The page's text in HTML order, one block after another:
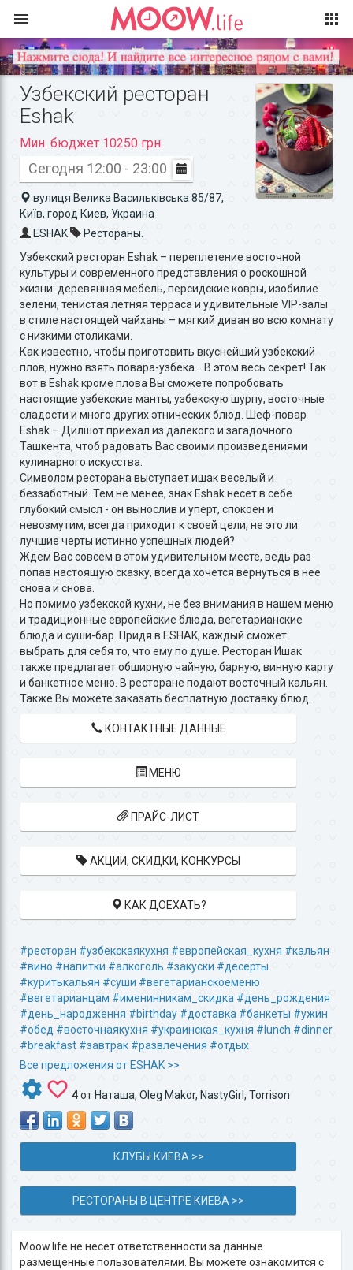
Узбекский ресторан
Eshak
Мин. бюджет 10250 грн.
Сегодня 12:00 - 23:00
вулиця Велика Васильківська 85/87,
Київ, город Киев, Украина
ESHAK
Рестораны.
Узбекский ресторан Eshak – переплетение восточной
культуры и современного представления о роскошной
жизни: деревянная мебель, персидские ковры, изобилие
зелени, тенистая летняя терраса и удивительные VIP-залы
в стиле настоящей чайханы – мягкий диван во всю комнату
с низкими столиками.
Как известно, чтобы приготовить вкуснейший узбекский
плов, нужно взять повара-узбека… В этом весь секрет! Так
вот в Eshak кроме плова Вы сможете попробовать
настоящие узбекские манты, узбекскую шурпу, восточные
сладости и много других этнических блюд. Шеф-повар
Eshak – Дилшот приехал из далекого и загадочного
Ташкента, чтоб радовать Вас своими произведениями
кулинарного искусства.
Символом ресторана выступает ишак веселый и
беззаботный. Тем не менее, знак Eshak несет в себе
глубокий смысл - он вынослив и уперт, спокоен и
невозмутим, всегда приходит к своей цели, не это ли
лучшие черты истинно успешных людей?
Ждем Вас совсем в этом удивительном месте, ведь раз
попав настоящую сказку, всегда хочется вернуться в нее
снова и снова.
Но помимо узбекской кухни, не без внимания в нашем меню
и традиционные европейские блюда, вегетарианские
блюда и суши-бар. Придя в ESHAK, каждый сможет
выбрать для себя то, что ему по душе. Ресторан Ишак
также предлагает обширную чайную, барную, винную карту
и банкетное меню. В ресторане подают восточный кальян.
Также Вы можете заказать бесплатную доставку блюд.
КОНТАКТНЫЕ ДАННЫЕ
МЕНЮ
ПРАЙС-ЛИСТ
АКЦИИ, СКИДКИ, КОНКУРСЫ
КАК ДОЕХАТЬ?
#ресторан #узбекскаякухня #европейская_кухня #кальян
#вино #напитки #алкоголь #закуски #десерты
#куритькальян #суши #вегетарианскоеменю
#вегетарианцам #именинникам_скидка #день_рождения
#день_народження #birthday #доставка #банкеты #ужин
#обед #восточнаякухня #украинская_кухня #lunch #dinner
#breakfast #завтрак #развлечения #отдых
Все предложения от ESHAK >>
4от Наташа, Oleg Makor, NastyGirl, Torrison
КЛУБЫ КИЕВА >>
РЕСТОРАНЫ В ЦЕНТРЕ КИЕВА >>
Moow.life не несет ответственности за данные
размещенные пользователями. Вы можете ознакомится с